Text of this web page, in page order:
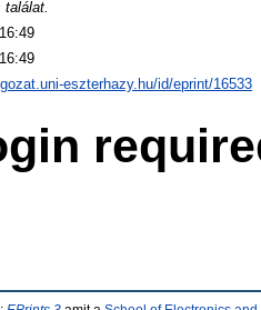
találat.
eszterhazy.hu/id/eprint/16533